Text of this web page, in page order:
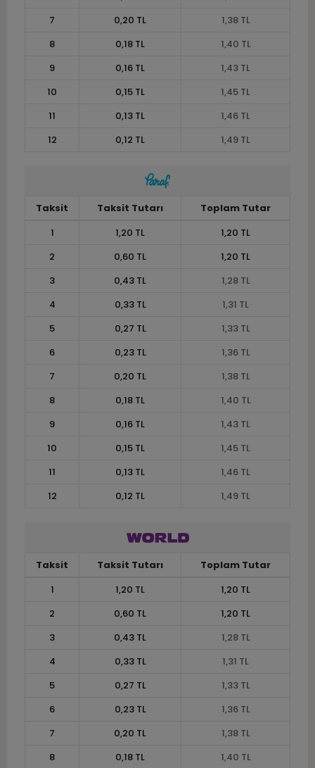
7
0,20 TL
1,38 TL
8
0,18 TL
1,40 TL
9
0,16 TL
1,43 TL
10
0,15 TL
1,45 TL
11
0,13 TL
1,46 TL
12
0,12 TL 1,49 TL
Taksit Taksit Tutarı
Toplam Tutar
1
1,20 TL
1,20 TL
2
0,60 TL
1,20 TL
3
0,43 TL
1,28 TL
4
0,33 TL
1,31 TL
5
0,27 TL
1,33 TL
6
0,23 TL
1,36 TL
7
0,20 TL
1,38 TL
8
0,18 TL
1,40 TL
9
0,16 TL
1,43 TL
10
0,15 TL
1,45 TL
11
0,13 TL
1,46 TL
12
0,12 TL 1,49 TL
Taksit Taksit Tutarı
Toplam Tutar
1
1,20 TL
1,20 TL
2
0,60 TL
1,20 TL
3
0,43 TL
1,28 TL
4
0,33 TL
1,31 TL
5
0,27 TL
1,33 TL
6
0,23 TL
1,36 TL
7
0,20 TL
1,38 TL
8
0,18 TL
1,40 TL